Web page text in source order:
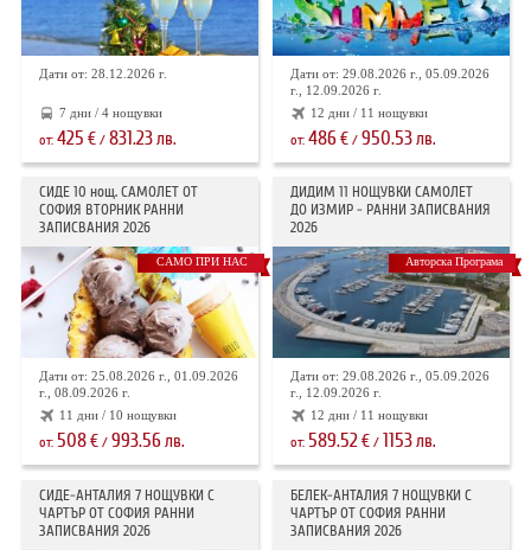
Дати от: 28.12.2026 г.
7 дни / 4 нощувки
от: 425 €/ 831.23лв.
Дати от: 29.08.2026 г., 05.09.2026
г., 12.09.2026 г.
12 дни / 11 нощувки
от:486€ /950.53лв.
СИДЕ 10 нощ. САМОЛЕТ ОТ
СОФИЯ ВТОРНИК РАННИ
ЗАПИСВАНИЯ 2026
САМО ПРИ НАС
Дати от: 25.08.2026 г., 01.09.2026
г., 08.09.2026 г.
11 дни / 10 нощувки
от: 508€/ 993.56лв.
ДИДИМ 11 НОЩУВКИ САМОЛЕТ
ДО ИЗМИР - РАННИ ЗАПИСВАНИЯ
2026
Авторска Програма
Дати от: 29.08.2026 г., 05.09.2026
г., 12.09.2026 г.
12 дни / 11 нощувки
от:589.52€ / 1153лв.
СИДЕ-АНТАЛИЯ 7 НОЩУВКИ С
ЧАРТЪР OT СОФИЯ РАННИ
ЗАПИСВАНИЯ 2026
БЕЛЕК-АНТАЛИЯ 7 НОЩУВКИ С
ЧАРТЪР ОТ СОФИЯ РАННИ
ЗАПИСВАНИЯ 2026